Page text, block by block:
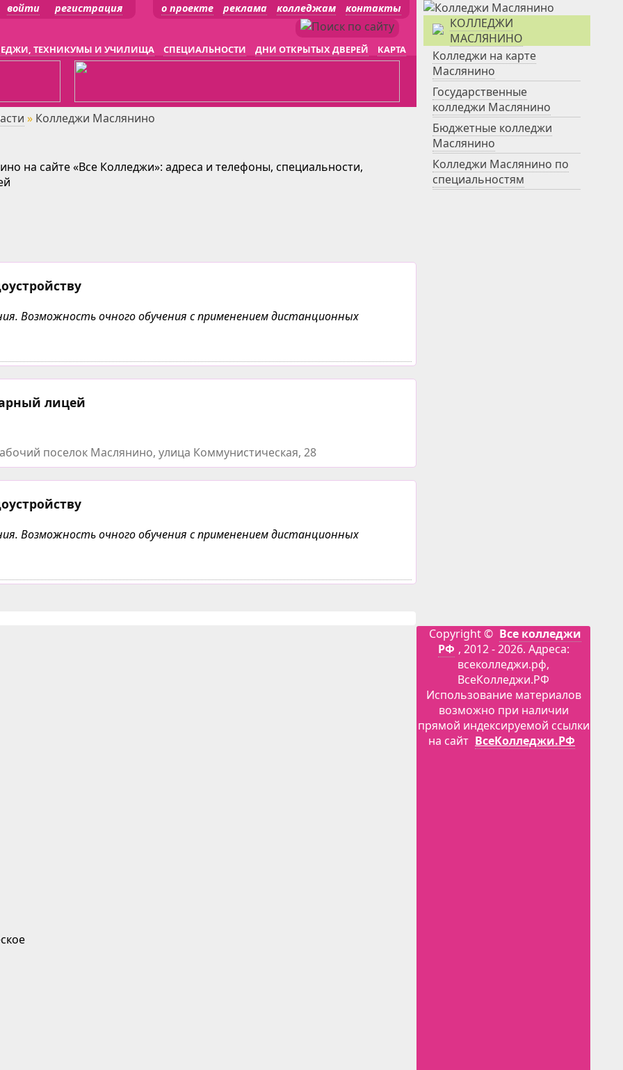
о проекте реклама колледжам контакты
войти регистрация
ТЕХНИКУМЫ И УЧИЛИЩА СПЕЦИАЛЬНОСТИ ДНИ ОТКРЫТЫХ ДВЕРЕЙ КАРТА
» Колледжи Маслянино
на сайте «Все Колледжи»: адреса и телефоны, специальности,
Возможность очного обучения с применением дистанционных
лицей
поселок Маслянино, улица Коммунистическая, 28
Возможность очного обучения с применением дистанционных
КОЛЛЕДЖИ
МАСЛЯНИНО
Колледжи на карте
Маслянино
Государственные
колледжи Маслянино
Бюджетные колледжи
Маслянино
Колледжи Маслянино по
специальностям
Copyright © Все колледжи
РФ , 2012 - 2026. Адреса:
всеколледжи.рф,
ВсеКолледжи.РФ
Использование материалов
возможно при наличии
прямой индексируемой ссылки
на сайт ВсеКолледжи.РФ